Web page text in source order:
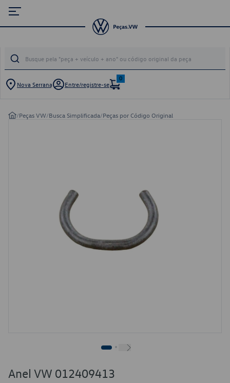
Nova Serrana Entre/registre-se
0
/Peças VW/Busca Simplificada/Peças por Código Original
Anel VW 012409413